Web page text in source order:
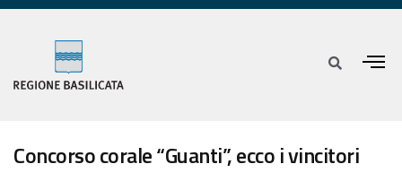
Concorso corale “Guanti”, ecco i vincitori